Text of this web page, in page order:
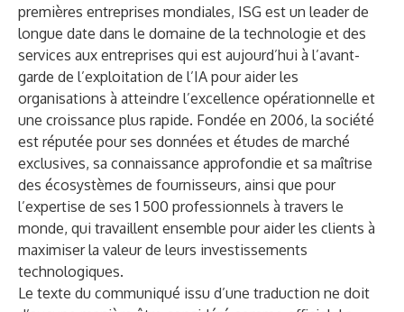
premières entreprises mondiales, ISG est un leader de
longue date dans le domaine de la technologie et des
services aux entreprises qui est aujourd’hui à l’avant-
garde de l’exploitation de l’IA pour aider les
organisations à atteindre l’excellence opérationnelle et
une croissance plus rapide. Fondée en 2006, la société
est réputée pour ses données et études de marché
exclusives, sa connaissance approfondie et sa maîtrise
des écosystèmes de fournisseurs, ainsi que pour
l’expertise de ses 1 500 professionnels à travers le
monde, qui travaillent ensemble pour aider les clients à
maximiser la valeur de leurs investissements
technologiques.
Le texte du communiqué issu d’une traduction ne doit